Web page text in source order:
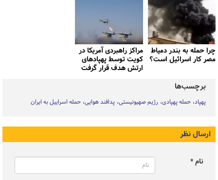
چرا حمله به بندر دمیاط
مصر کار اسرائیل است؟
مراکز راهبردی آمریکا در
کویت توسط پهپادهای
ارتش هدف قرار گرفت
برچسب‌ها
پهپاد حمله پهپادی رژیم صهیونیستی پدافند هوایی حمله اسراییل به ایران
ارسال نظر
نام *